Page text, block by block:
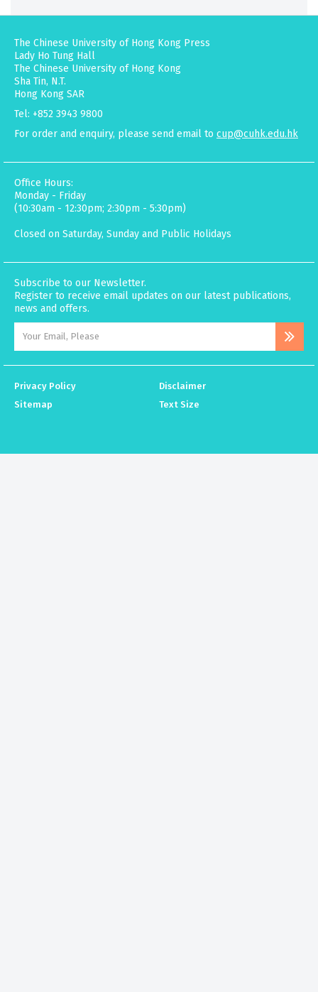
The Chinese University of Hong Kong Press
Lady Ho Tung Hall
The Chinese University of Hong Kong
Sha Tin, N.T.
Hong Kong SAR
Tel: +852 3943 9800
For order and enquiry, please send email to cup@cuhk.edu.hk
Office Hours:
Monday - Friday
(10:30am - 12:30pm; 2:30pm - 5:30pm)
Closed on Saturday, Sunday and Public Holidays
Subscribe to our Newsletter.
Register to receive email updates on our latest publications,
news and offers.
Privacy Policy
Disclaimer
Sitemap
Text Size